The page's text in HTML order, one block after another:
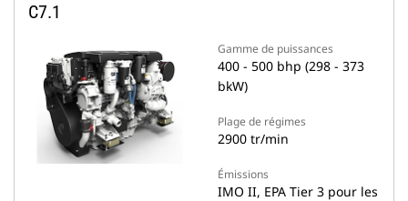
C7.1
Gamme de puissances
400 - 500 bhp (298 - 373
bkW)
Plage de régimes
2900 tr/min
Émissions
IMO II, EPA Tier 3 pour les